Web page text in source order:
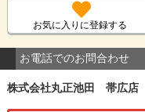
お気に入りに登録する
お電話でのお問合わせ
株式会社丸正池田 帯広店